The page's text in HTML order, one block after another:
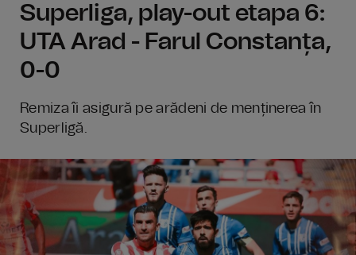
Superliga, play-out etapa 6:
UTA Arad - Farul Constanța,
0-0
Remiza îi asigură pe arădeni de menținerea în
Superligă.